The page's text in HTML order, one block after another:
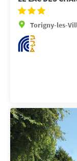
Torigny-les-